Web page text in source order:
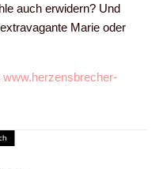
auch erwidern? Und
Marie oder
www.herzensbrecher-